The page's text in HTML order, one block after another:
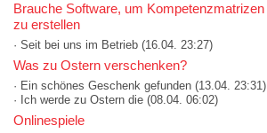
Brauche Software, um Kompetenzmatrizen
zu erstellen
· Seit bei uns im Betrieb (16.04. 23:27)
Was zu Ostern verschenken?
· Ein schönes Geschenk gefunden (13.04. 23:31)
· Ich werde zu Ostern die (08.04. 06:02)
Onlinespiele